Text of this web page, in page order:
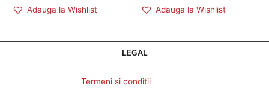
Adauga la Wishlist Adauga la Wishlist
LEGAL
Termeni si conditii